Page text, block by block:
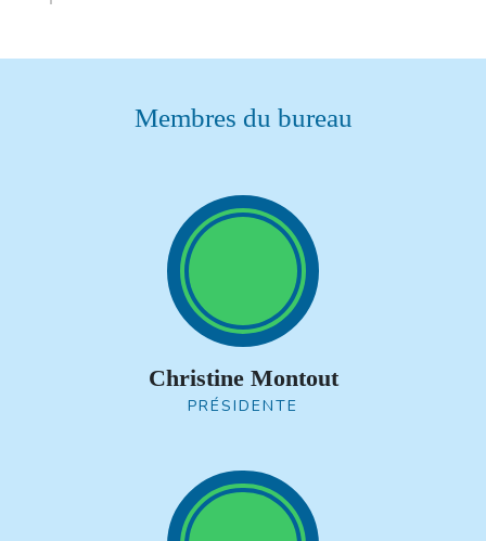
Membres du bureau
Christine Montout
PRÉSIDENTE